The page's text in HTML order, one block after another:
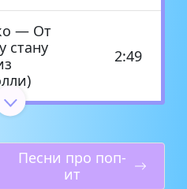
— От
стану
2:49
танец (из
Trolls)
1:16
Песни про поп-
ит